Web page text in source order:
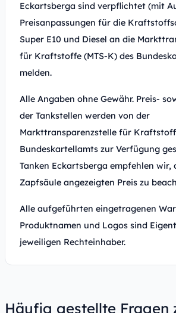
Eckartsberga sind verpflichtet (mit
Preisanpassungen für die
Super E10 und Diesel an die
für Kraftstoffe (MTS-K) des
melden.
Alle Angaben ohne Gewähr. Preis-
der Tankstellen werden von der
Markttransparenzstelle für
Bundeskartellamts zur Verfügung
Tanken Eckartsberga empfehlen wir,
Zapfsäule angezeigten Preis zu
Alle aufgeführten eingetragenen
Produktnamen und Logos sind
jeweiligen Rechteinhaber.
Häufig gestellte Fragen